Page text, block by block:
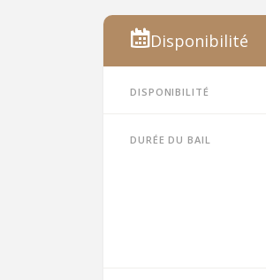
Disponibilité
Disponibilité
Durée du bail